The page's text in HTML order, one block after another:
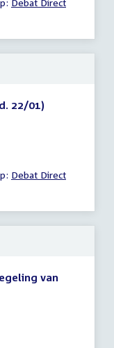
External
Debat Direct
22/01)
External
Debat Direct
van